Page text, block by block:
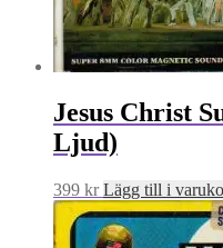
Jesus Christ
Ljud)
399 kr Lägg till i